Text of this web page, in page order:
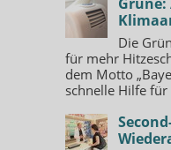
Die
für mehr
dem Motto
schnelle Hilfe für